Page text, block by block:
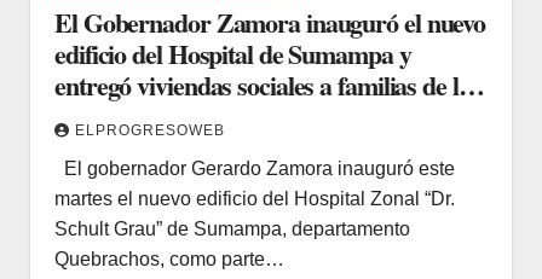
El Gobernador Zamora inauguró el nuevo
edificio del Hospital de Sumampa y
entregó viviendas sociales a familias de la
zonaELPROGRESOWEB
El gobernador Gerardo Zamora inauguró este
martes el nuevo edificio del Hospital Zonal “Dr.
Schult Grau” de Sumampa, departamento
Quebrachos, como parte…